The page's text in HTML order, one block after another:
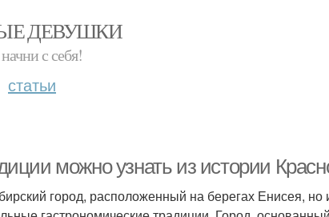
ДЕВУШКИ
с себя!
статьи
можно узнать из истории
город, расположенный на берегах Енисея, но